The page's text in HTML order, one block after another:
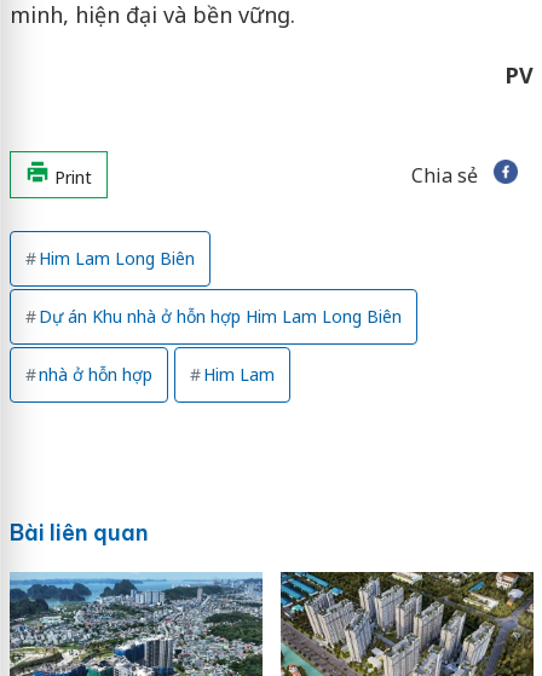
minh, hiện đại và bền vững.
PV
Print Chia sẻ
Him Lam Long Biên
Dự án Khu nhà ở hỗn hợp Him Lam Long Biên
nhà ở hỗn hợp Him Lam
Bài liên quan